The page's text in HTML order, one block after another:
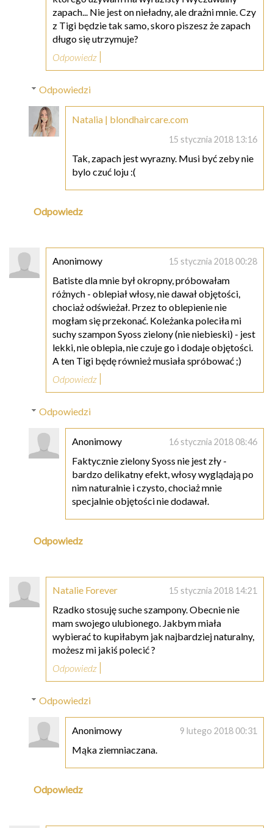
zapach... Nie jest on nieładny, ale drażni mnie. Czy
z Tigi będzie tak samo, skoro piszesz że zapach
długo się utrzymuje?
Odpowiedz
Odpowiedzi
Natalia | blondhaircare.com
15 stycznia 2018 13:16
Tak, zapach jest wyrazny. Musi być zeby nie
bylo czuć loju :(
Odpowiedz
Anonimowy 15 stycznia 2018 00:28
Batiste dla mnie był okropny, próbowałam
różnych - oblepiał włosy, nie dawał objętości,
chociaż odświeżał. Przez to oblepienie nie
mogłam się przekonać. Koleżanka poleciła mi
suchy szampon Syoss zielony (nie niebieski) - jest
lekki, nie oblepia, nie czuje go i dodaje objętości.
A ten Tigi będę również musiała spróbować ;)
Odpowiedz
Odpowiedzi
Anonimowy 16 stycznia 2018 08:46
Faktycznie zielony Syoss nie jest zły -
bardzo delikatny efekt, włosy wyglądają po
nim naturalnie i czysto, chociaż mnie
specjalnie objętości nie dodawał.
Odpowiedz
Natalie Forever 15 stycznia 2018 14:21
Rzadko stosuję suche szampony. Obecnie nie
mam swojego ulubionego. Jakbym miała
wybierać to kupiłabym jak najbardziej naturalny,
możesz mi jakiś polecić ?
Odpowiedz
Odpowiedzi
Anonimowy 9 lutego 2018 00:31
Mąka ziemniaczana.
Odpowiedz